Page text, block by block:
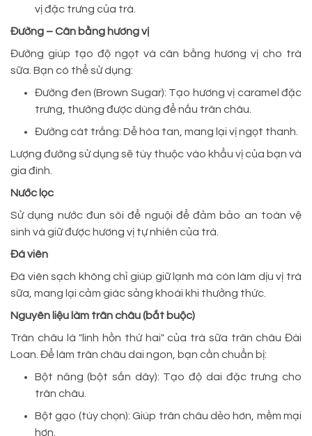
vị đặc trưng của trà.
Đường – Cân bằng hương vị
Đường giúp tạo độ ngọt và cân bằng hương vị cho trà
sữa. Bạn có thể sử dụng:
Đường đen (Brown Sugar): Tạo hương vị caramel đặc
trưng, thường được dùng để nấu trân châu.
Đường cát trắng: Dễ hòa tan, mang lại vị ngọt thanh.
Lượng đường sử dụng sẽ tùy thuộc vào khẩu vị của bạn và
gia đình.
Nước lọc
Sử dụng nước đun sôi để nguội để đảm bảo an toàn vệ
sinh và giữ được hương vị tự nhiên của trà.
Đá viên
Đá viên sạch không chỉ giúp giữ lạnh mà còn làm dịu vị trà
sữa, mang lại cảm giác sảng khoái khi thưởng thức.
Nguyên liệu làm trân châu (bắt buộc)
Trân châu là "linh hồn thứ hai" của trà sữa trân châu Đài
Loan. Để làm trân châu dai ngon, bạn cần chuẩn bị:
Bột năng (bột sắn dây): Tạo độ dai đặc trưng cho
trân châu.
Bột gạo (tùy chọn): Giúp trân châu dẻo hơn, mềm mại
hơn.